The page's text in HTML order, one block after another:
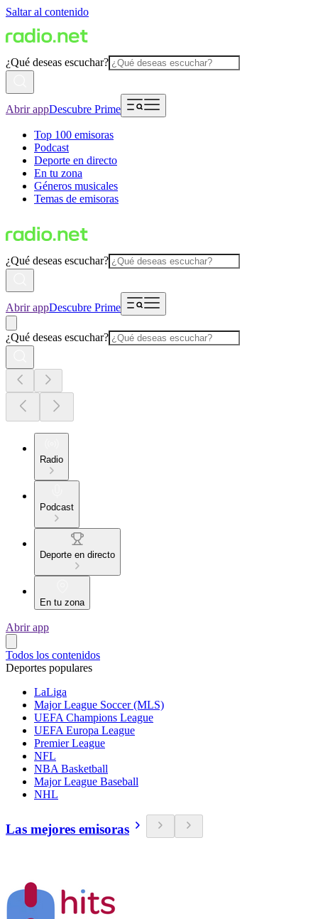
Saltar al contenido
¿Qué deseas escuchar?
Abrir appDescubre Prime
Top 100 emisoras
Podcast
Deporte en directo
En tu zona
Géneros musicales
Temas de emisoras
¿Qué deseas escuchar?
Abrir appDescubre Prime
¿Qué deseas escuchar?
Radio
Podcast
Deporte en directo
En tu zona
Abrir app
Todos los contenidos
Deportes populares
LaLiga
Major League Soccer (MLS)
UEFA Champions League
UEFA Europa League
Premier League
NFL
NBA Basketball
Major League Baseball
NHL
Las mejores emisoras